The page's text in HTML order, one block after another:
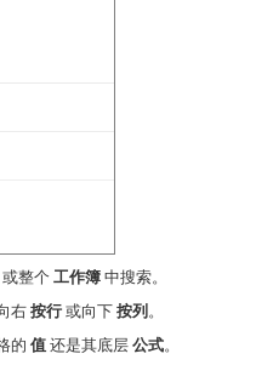
或整个工作簿中搜索。
右按行或向下按列。
的 值还是其底层公式。